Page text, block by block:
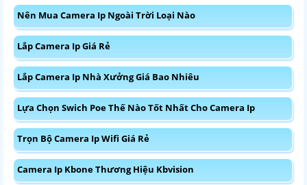
Nên Mua Camera Ip Ngoài Trời Loại Nào
Lắp Camera Ip Giá Rẻ
Lắp Camera Ip Nhà Xưởng Giá Bao Nhiêu
Lựa Chọn Swich Poe Thế Nào Tốt Nhất Cho Camera Ip
Trọn Bộ Camera Ip Wifi Giá Rẻ
Camera Ip Kbone Thương Hiệu Kbvision